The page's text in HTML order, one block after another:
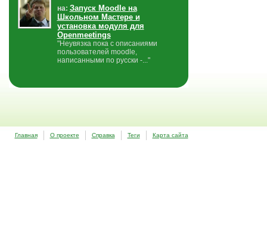
на: Запуск Moodle на
Школьном Мастере и
установка модуля для
Openmeetings
"Неувязка пока с описаниями
пользователей moodle,
написанными по русски -..."
Главная О проекте Справка Теги Карта сайта